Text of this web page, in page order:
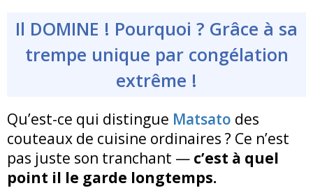
Il DOMINE ! Pourquoi ? Grâce à sa
trempe unique par congélation
extrême !
Qu’est-ce qui distingue Matsato des
couteaux de cuisine ordinaires ? Ce n’est
pas juste son tranchant — c’est à quel
point il le garde longtemps.